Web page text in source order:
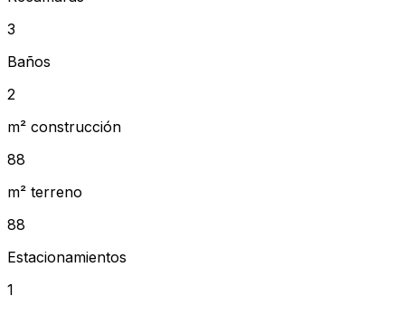
3
Baños
2
m² construcción
88
m² terreno
88
Estacionamientos
1